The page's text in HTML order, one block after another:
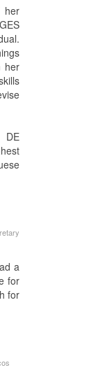
her
her
a
for
for